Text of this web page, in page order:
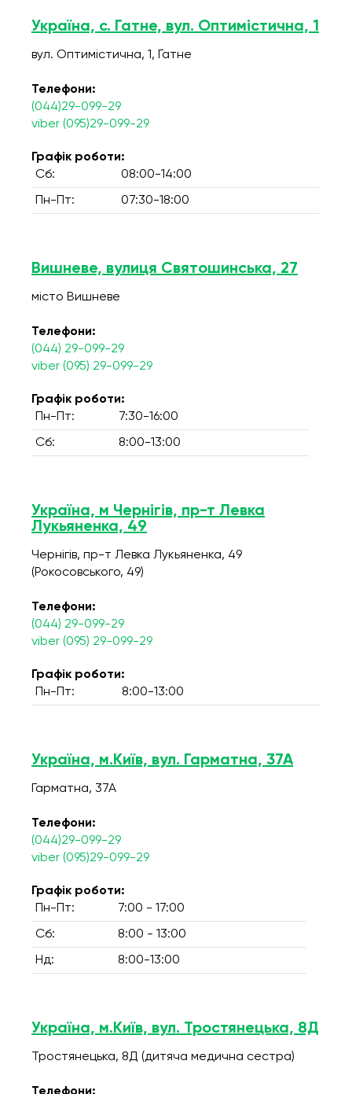
Україна, с. Гатне, вул. Оптимістична, 1
вул. Оптимістична, 1, Гатне
Телефони:
(044)29-099-29
viber (095)29-099-29
Графік роботи:
Сб:
08:00-14:00
Пн-Пт: 07:30-18:00
Вишневе, вулиця Святошинська, 27
місто Вишневе
Телефони:
(044) 29-099-29
viber (095) 29-099-29
Графік роботи:
Пн-Пт:
7:30-16:00
Сб: 8:00-13:00
Україна, м Чернігів, пр-т Левка
Лукьяненка, 49
Чернігів, пр-т Левка Лукьяненка, 49
(Рокосовського, 49)
Телефони:
(044) 29-099-29
viber (095) 29-099-29
Графік роботи:
Пн-Пт:
8:00-13:00
Україна, м.Київ, вул. Гарматна, 37А
Гарматна, 37А
Телефони:
(044)29-099-29
viber (095)29-099-29
Графік роботи:
Пн-Пт:
7:00 - 17:00
Сб: 8:00 - 13:00
Нд: 8:00-13:00
Україна, м.Київ, вул. Тростянецька, 8Д
Тростянецька, 8Д (дитяча медична сестра)